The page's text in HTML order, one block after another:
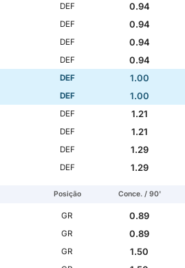
DEF
0.94
DEF
0.94
DEF
0.94
DEF
0.94
DEF
1.00
DEF
1.00
DEF
1.21
DEF
1.21
DEF
1.29
DEF 1.29
Posição Conce. / 90'
GR
0.89
GR
0.89
GR
1.50